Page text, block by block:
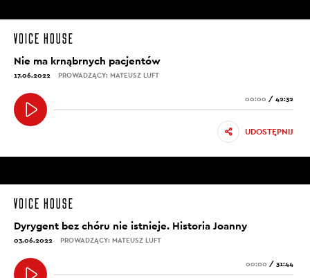
Nie ma krnąbrnych pacjentów
17.06.2022 PROWADZĄCY: MATEUSZ LUFT
00:00 / 42:32
UDOSTĘPNIJ
Dyrygent bez chóru nie istnieje. Historia Joanny
03.06.2022 PROWADZĄCY: MATEUSZ LUFT
00:00 / 31:44